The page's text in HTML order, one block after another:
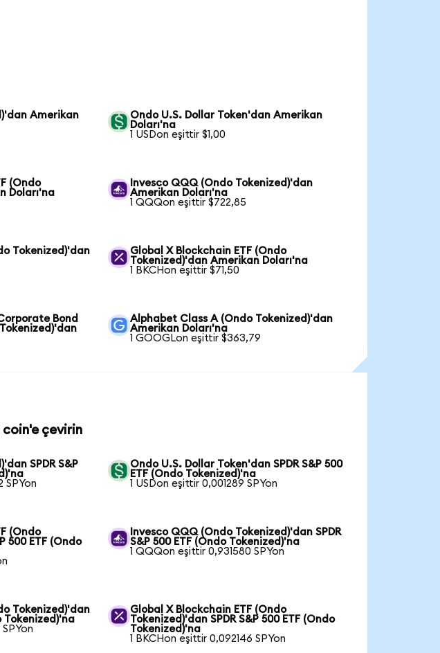
Amerikan
Ondo U.S. Dollar Token'dan Amerikan
Doları'na
1 USDon eşittir $1,00
(Ondo
Doları'na
Invesco QQQ (Ondo Tokenized)'dan
Amerikan Doları'na
1 QQQon eşittir $722,85
Tokenized)'dan
Global X Blockchain ETF (Ondo
Tokenized)'dan Amerikan Doları'na
1 BKCHon eşittir $71,50
Bond
Alphabet Class A (Ondo Tokenized)'dan
Amerikan Doları'na
1 GOOGLon eşittir $363,79
coin'e çevirin
SPDR S&P
SPYon
Ondo U.S. Dollar Token'dan SPDR S&P 500
ETF (Ondo Tokenized)'na
1 USDon eşittir 0,001289 SPYon
(Ondo
500 ETF (Ondo
Invesco QQQ (Ondo Tokenized)'dan SPDR
S&P 500 ETF (Ondo Tokenized)'na
1 QQQon eşittir 0,931580 SPYon
Tokenized)'dan
Tokenized)'na
Global X Blockchain ETF (Ondo
Tokenized)'dan SPDR S&P 500 ETF (Ondo
Tokenized)'na
1 BKCHon eşittir 0,092146 SPYon